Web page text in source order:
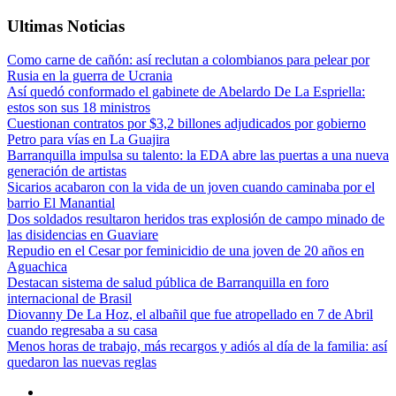
Ultimas Noticias
Como carne de cañón: así reclutan a colombianos para pelear por
Rusia en la guerra de Ucrania
Así quedó conformado el gabinete de Abelardo De La Espriella:
estos son sus 18 ministros
Cuestionan contratos por $3,2 billones adjudicados por gobierno
Petro para vías en La Guajira
Barranquilla impulsa su talento: la EDA abre las puertas a una nueva
generación de artistas
Sicarios acabaron con la vida de un joven cuando caminaba por el
barrio El Manantial
Dos soldados resultaron heridos tras explosión de campo minado de
las disidencias en Guaviare
Repudio en el Cesar por feminicidio de una joven de 20 años en
Aguachica
Destacan sistema de salud pública de Barranquilla en foro
internacional de Brasil
Diovanny De La Hoz, el albañil que fue atropellado en 7 de Abril
cuando regresaba a su casa
Menos horas de trabajo, más recargos y adiós al día de la familia: así
quedaron las nuevas reglas